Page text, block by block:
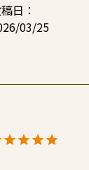
日
03/25